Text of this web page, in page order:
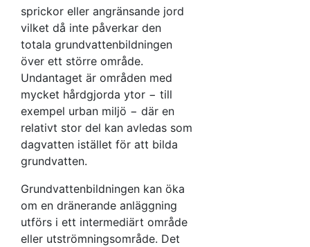
sprickor eller angränsande jord
vilket då inte påverkar den
totala grundvattenbildningen
över ett större område.
Undantaget är områden med
mycket hårdgjorda ytor − till
exempel urban miljö − där en
relativt stor del kan avledas som
dagvatten istället för att bilda
grundvatten.
Grundvattenbildningen kan öka
om en dränerande anläggning
utförs i ett intermediärt område
eller utströmningsområde. Det